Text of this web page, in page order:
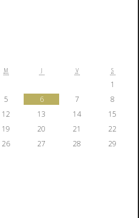
M J V S
1
5 6 7
8
12 13 14
15
19 20 21
22
26 27 28
29